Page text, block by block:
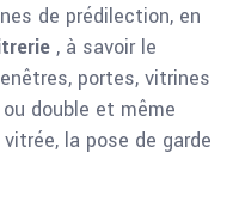
de prédilection, en
, à savoir le
portes, vitrines
double et même
la pose de garde